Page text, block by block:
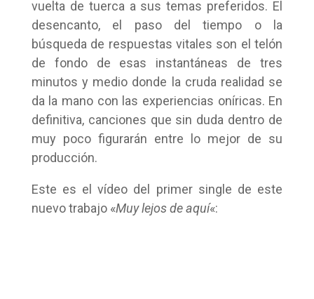
vuelta de tuerca a sus temas preferidos. El
desencanto, el paso del tiempo o la
búsqueda de respuestas vitales son el telón
de fondo de esas instantáneas de tres
minutos y medio donde la cruda realidad se
da la mano con las experiencias oníricas. En
definitiva, canciones que sin duda dentro de
muy poco figurarán entre lo mejor de su
producción.
Este es el vídeo del primer single de este
nuevo trabajo «Muy lejos de aquí«: